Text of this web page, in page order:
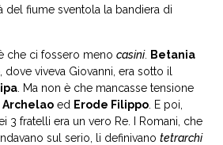
del fiume sventola la bandiera di
che ci fossero meno casini. Betania
, dove viveva Giovanni, era sotto il
. Ma non è che mancasse tensione
Archelao ed Erode Filippo . E poi,
3 fratelli era un vero Re. I Romani, che
sul serio, li definivano tetrarchi